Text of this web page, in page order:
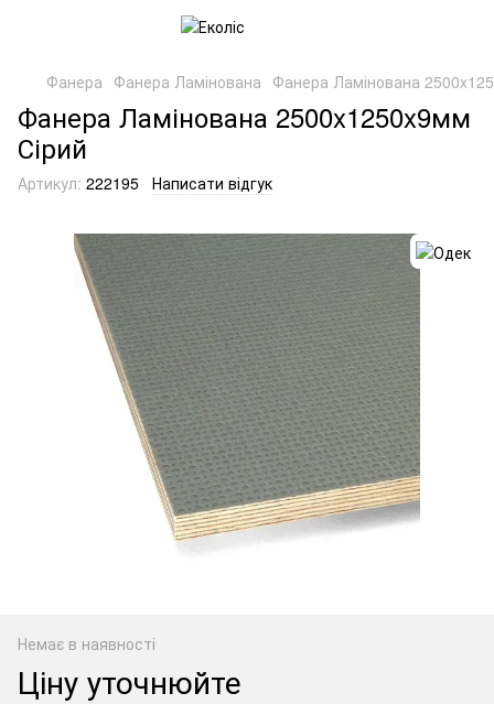
Фанера Фанера Ламінована Фанера Ламінована
Фанера Ламінована 2500x1250x9мм
Сірий
Артикул: 222195 Написати відгук
Немає в наявності
Ціну уточнюйте